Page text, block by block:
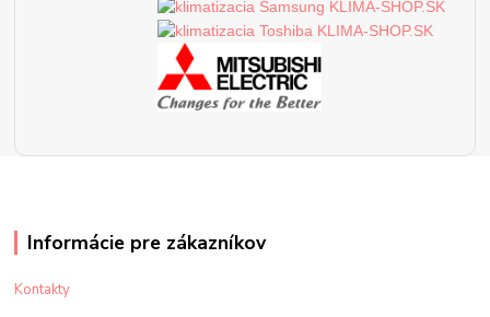
Informácie pre zákazníkov
Kontakty